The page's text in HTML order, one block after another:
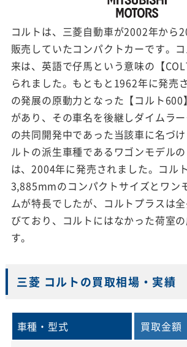
コルトは、三菱自動車が2002年から
販売していたコンパクトカーです。
来は、英語で仔馬という意味の【
られました。もともと1962年に発売
の発展の原動力となった【コルト600
があり、その車名を後継しダイムラ
の共同開発中であった当該車に名づ
ルトの派生車種であるワゴンモデル
は、2004年に発売されました。コル
3,885mmのコンパクトサイズとワン
ムが特長でしたが、コルトプラスは
びており、コルトにはなかった荷室
す。
三菱 コルトの買取相場・実績
車種・型式 買取金額